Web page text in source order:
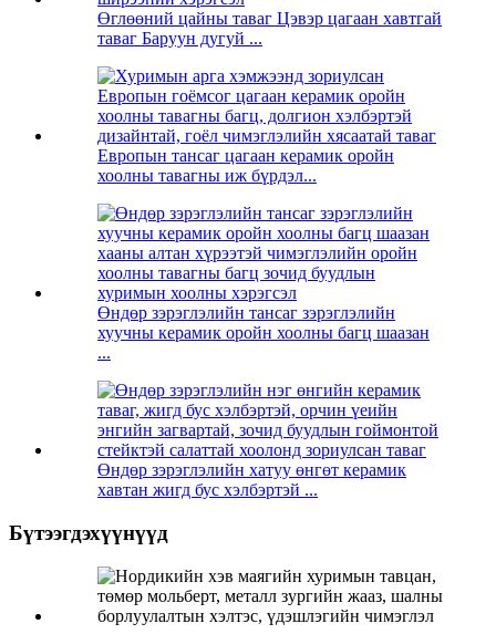
Өглөөний цайны таваг Цэвэр цагаан хавтгай
таваг Баруун дугуй ...
Европын тансаг цагаан керамик оройн
хоолны тавагны иж бүрдэл...
Өндөр зэрэглэлийн тансаг зэрэглэлийн
хуучны керамик оройн хоолны багц шаазан
...
Өндөр зэрэглэлийн хатуу өнгөт керамик
хавтан жигд бус хэлбэртэй ...
Бүтээгдэхүүнүүд